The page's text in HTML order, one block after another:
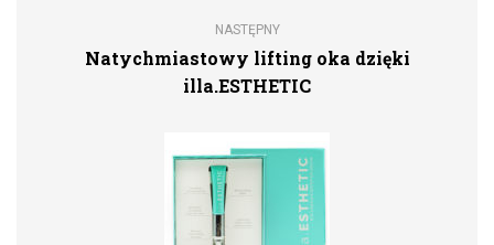
NASTĘPNY
Natychmiastowy lifting oka dzięki
illa.ESTHETIC